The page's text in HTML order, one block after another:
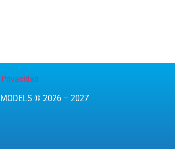
® 2026 – 2027